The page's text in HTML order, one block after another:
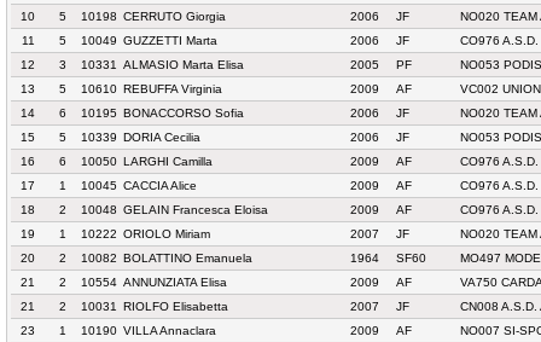
10
5 10198 CERRUTO Giorgia 2006 JF
NO020 TEAM
11
5 10049 GUZZETTI Marta 2006 JF
CO976 A.S.D.
12
3 10331 ALMASIO Marta Elisa 2005 PF
NO053
13
5 10610 REBUFFA Virginia 2009 AF
VC002
14
6 10195 BONACCORSO Sofia 2006 JF
NO020 TEAM
15
5 10339 DORIA Cecilia 2006 JF
NO053
16
6 10050 LARGHI Camilla 2009 AF
CO976 A.S.D.
17
1 10045 CACCIA Alice 2009 AF
CO976 A.S.D.
18
2 10048 GELAIN Francesca Eloisa 2009 AF
CO976 A.S.D.
19
1 10222 ORIOLO Miriam 2007 JF
NO020 TEAM
20
2 10082 BOLATTINO Emanuela 1964 SF60
MO497
21
2 10554 ANNUNZIATA Elisa 2009 AF
VA750
21
2 10031 RIOLFO Elisabetta 2007 JF
CN008 A.S.D.
23
1 10190 VILLA Annaclara 2009 AF
NO007 SI-